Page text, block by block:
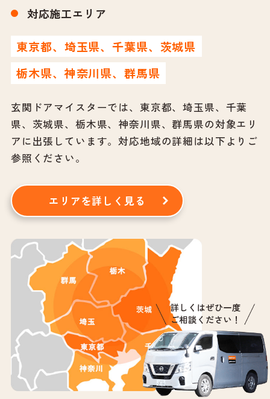
対応施工エリア
東京都、埼玉県、千葉県、茨城県
栃木県、神奈川県、群馬県
玄関ドアマイスターでは、東京都、埼玉県、千葉
県、茨城県、栃木県、神奈川県、群馬県の対象エリ
アに出張しています。対応地域の詳細は以下よりご
参照ください。
エリアを詳しく見る